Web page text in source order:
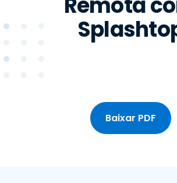
Baixar PDF